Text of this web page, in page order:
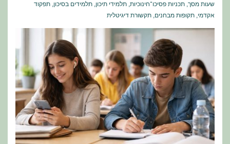
שעות מסך, תכניות פסיכו־חינוכיות, תלמידי תיכון, תלמידים בסיכון, תפקוד
אקדמי, תקופות מבחנים, תקשורת דיגיטלית